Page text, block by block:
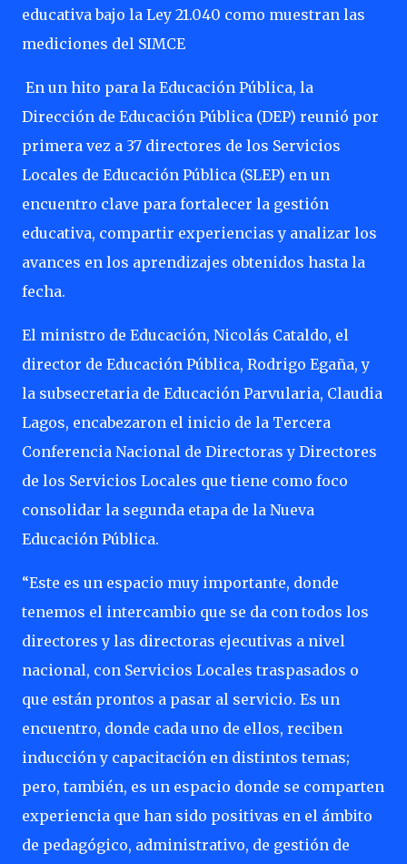
educativa bajo la Ley 21.040 como muestran las
mediciones del SIMCE
En un hito para la Educación Pública, la
Dirección de Educación Pública (DEP) reunió por
primera vez a 37 directores de los Servicios
Locales de Educación Pública (SLEP) en un
encuentro clave para fortalecer la gestión
educativa, compartir experiencias y analizar los
avances en los aprendizajes obtenidos hasta la
fecha.
El ministro de Educación, Nicolás Cataldo, el
director de Educación Pública, Rodrigo Egaña, y
la subsecretaria de Educación Parvularia, Claudia
Lagos, encabezaron el inicio de la Tercera
Conferencia Nacional de Directoras y Directores
de los Servicios Locales que tiene como foco
consolidar la segunda etapa de la Nueva
Educación Pública.
“Este es un espacio muy importante, donde
tenemos el intercambio que se da con todos los
directores y las directoras ejecutivas a nivel
nacional, con Servicios Locales traspasados o
que están prontos a pasar al servicio. Es un
encuentro, donde cada uno de ellos, reciben
inducción y capacitación en distintos temas;
pero, también, es un espacio donde se comparten
experiencia que han sido positivas en el ámbito
de pedagógico, administrativo, de gestión de